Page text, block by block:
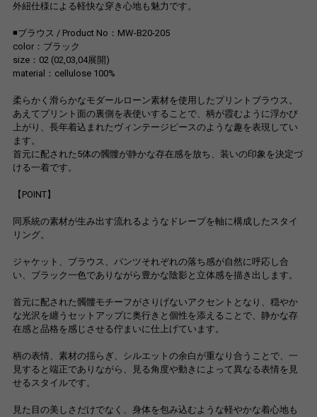
外紐仕様による軽快な穿き心地も魅力です。
◾️ブラウス / Product No：MW-B20-205
color：ブラック
size：02 (02,03,04展開)
material：cellulose 100%
柔らかく滑らかなモダールローン素材を使用したプリントブラウス。
あえてプリント面の裏側を表使いすることで、柄が霞むように浮かび
上がり、長年着込まれたヴィンテージピースのような趣を表現してい
ます。
首元に配された5体の髑髏が静かな存在感を放ち、装いの印象を決定づ
ける一着です。
【POINT】
同系統の素材が生み出す流れるようなドレープを軸に構成したスタイ
リング。
ジャケット、ブラウス、パンツそれぞれの落ち感が自然に呼応し合
い、ブラック一色でありながら豊かな陰影と立体感を描き出します。
首元に配された髑髏モチーフがさりげないアクセントとなり、穏やか
な光沢を纏うセットアップに奥行きと個性を添えることで、静かな存
在感と品格を感じさせる佇まいに仕上げています。
柄の表情、素材の揺らぎ、シルエットの余白が重なり合うことで、一
見すると端正でありながら、見る角度や動きによって異なる表情を見
せるスタイルです。
見た目の美しさだけでなく、身体を包み込むような軽やかな着心地も